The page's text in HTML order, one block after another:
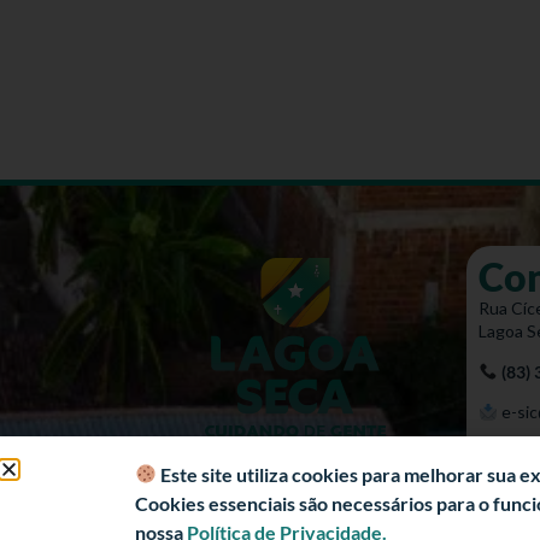
Rua
Lagoa
(83)
e-
Este site utiliza cookies para melhorar sua
Cookies essenciais são necessários para o
nossa Política de Privacidade.